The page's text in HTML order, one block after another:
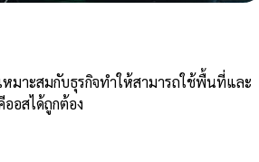
มาะสมกับธุรกิจทำให้สามารถใช้พื้นที่และ
ออสได้ถูกต้อง